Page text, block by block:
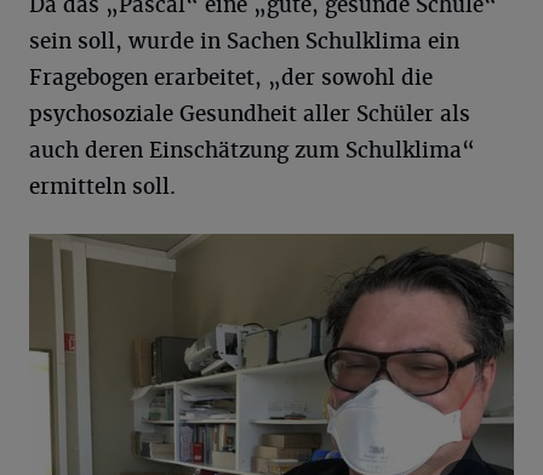
sein soll, wurde in Sachen Schulklima ein
Fragebogen erarbeitet, „der sowohl die
psychosoziale Gesundheit aller Schüler als
auch deren Einschätzung zum Schulklima“
ermitteln soll.